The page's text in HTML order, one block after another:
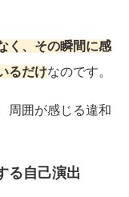
く、その瞬間に感
るだけなのです。
周囲が感じる違和
る自己演出